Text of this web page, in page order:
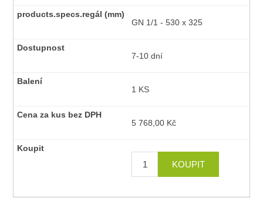
GN 1/1 - 530 x 325
7-10 dní
1 KS
5 768,00 Kč